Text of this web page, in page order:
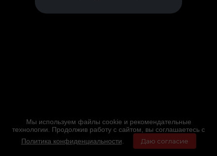
Мы используем файлы cookie и рекомендательные
технологии. Продолжив работу с сайтом, вы соглашаетесь с
Политика конфиденциальности
Даю согласие